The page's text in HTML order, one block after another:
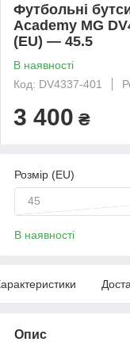
Футбольні
Academy MG
(EU) — 45.5
В наявності
Код: DV4337-401
3 400 ₴
Розмір (EU)
45
В наявності
Опис